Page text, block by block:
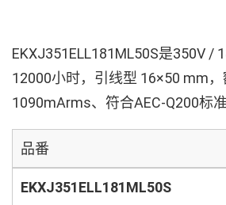
EKXJ351ELL181ML50S是350V /
12000小时，引线型 16×50 mm
1090mArms、符合AEC-Q200标
品番
EKXJ351ELL181ML50S